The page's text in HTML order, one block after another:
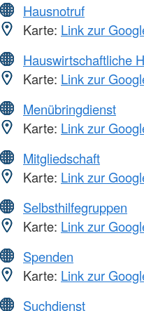
Hausnotruf
Karte: Link zur
Hauswirtschaftliche
Karte: Link zur
Menübringdienst
Karte: Link zur
Mitgliedschaft
Karte: Link zur
Selbsthilfegruppen
Karte: Link zur
Spenden
Karte: Link zur
Suchdienst